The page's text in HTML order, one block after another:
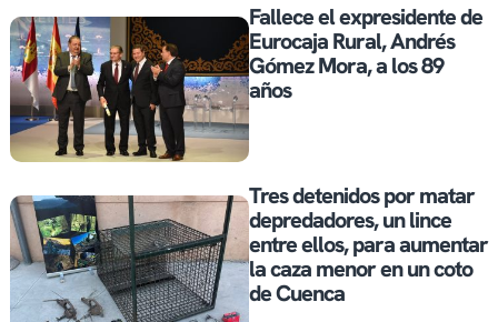
Fallece el expresidente de
Eurocaja Rural, Andrés
Gómez Mora, a los 89
años
Tres detenidos por matar
depredadores, un lince
entre ellos, para aumentar
la caza menor en un coto
de Cuenca